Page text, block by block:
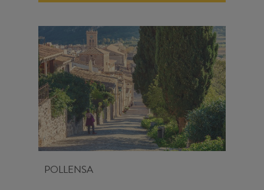
POLLENSA